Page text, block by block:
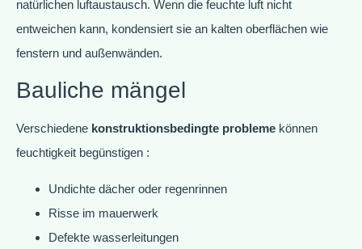
natürlichen luftaustausch. Wenn die feuchte luft nicht
entweichen kann, kondensiert sie an kalten oberflächen wie
fenstern und außenwänden.
Bauliche mängel
Verschiedene konstruktionsbedingte probleme können
feuchtigkeit begünstigen :
Undichte dächer oder regenrinnen
Risse im mauerwerk
Defekte wasserleitungen